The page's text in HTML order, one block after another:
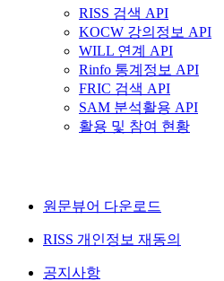
RISS 검색 API
KOCW 강의정보 API
WILL 연계 API
Rinfo 통계정보 API
FRIC 검색 API
SAM 분석활용 API
활용 및 참여 현황
원문뷰어 다운로드
RISS 개인정보 재동의
공지사항